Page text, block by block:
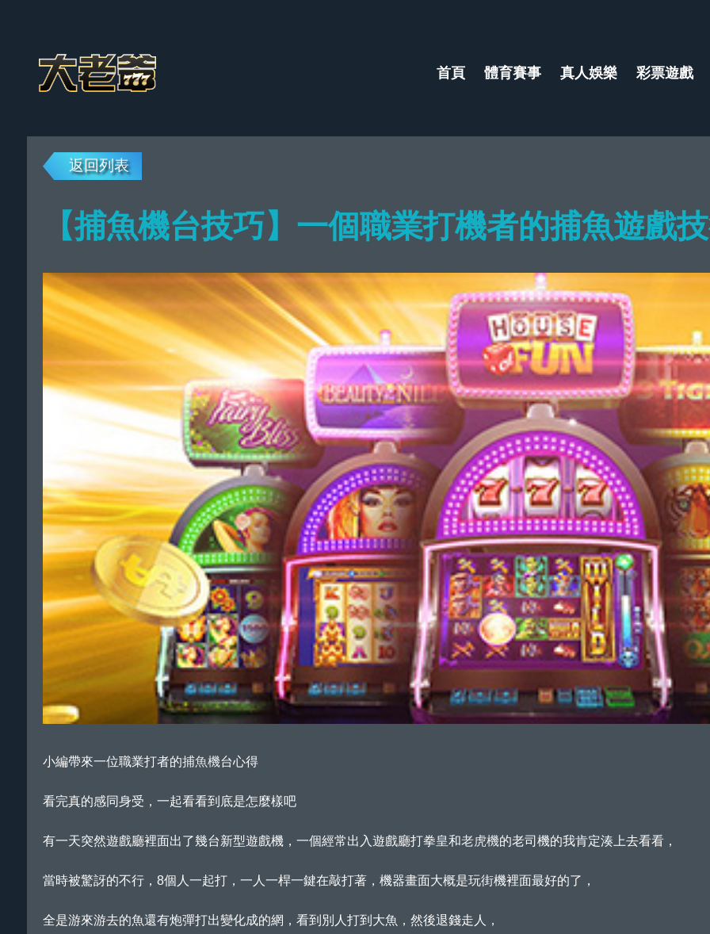
首頁 體育賽事 真人娛樂 彩票遊戲
返回列表
【捕魚機台技巧】一個職業打機者的捕魚遊戲
小編帶來一位職業打者的捕魚機台心得
看完真的感同身受，一起看看到底是怎麼樣吧
有一天突然遊戲廳裡面出了幾台新型遊戲機，一個經常出入遊戲廳打拳皇和老虎機的老司機的我肯定湊上去看看，
當時被驚訝的不行，8個人一起打，一人一桿一鍵在敲打著，機器畫面大概是玩街機裡面最好的了，
全是游來游去的魚還有炮彈打出變化成的網，看到別人打到大魚，然後退錢走人，